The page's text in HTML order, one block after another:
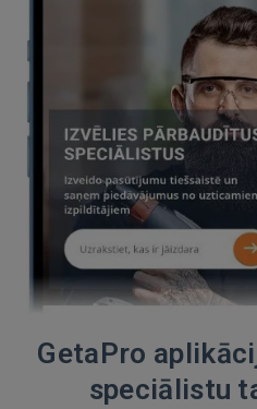
GetaPro
speciālistu